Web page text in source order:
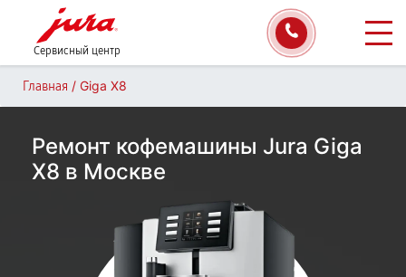
Сервисный центр
Главная / Giga X8
Ремонт кофемашины Jura Giga
X8 в Москве